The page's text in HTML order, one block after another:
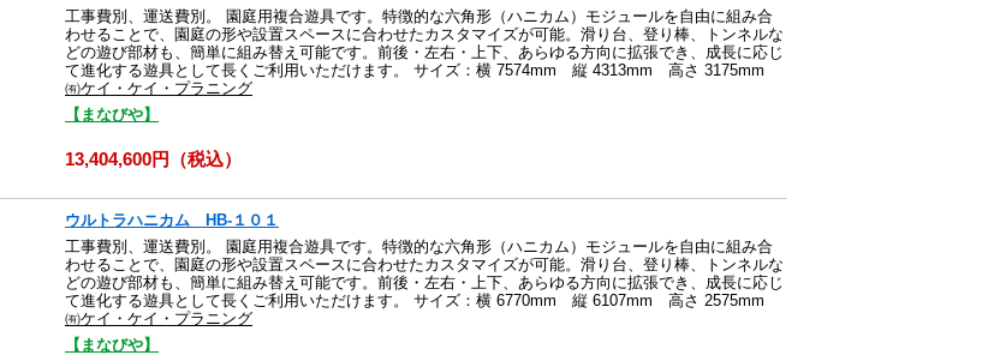
工事費別、運送費別。 園庭用複合遊具です。特徴的な六角形（ハニカム）モジュールを自由に組み合
わせることで、園庭の形や設置スペースに合わせたカスタマイズが可能。滑り台、登り棒、トンネルな
どの遊び部材も、簡単に組み替え可能です。前後・左右・上下、あらゆる方向に拡張でき、成長に応じ
て進化する遊具として長くご利用いただけます。 サイズ：横 7574mm 縦 4313mm 高さ 3175mm
㈲ケイ・ケイ・プラニング
【まなびや】
13,404,600円（税込）
ウルトラハニカム HB-１０１
工事費別、運送費別。 園庭用複合遊具です。特徴的な六角形（ハニカム）モジュールを自由に組み合
わせることで、園庭の形や設置スペースに合わせたカスタマイズが可能。滑り台、登り棒、トンネルな
どの遊び部材も、簡単に組み替え可能です。前後・左右・上下、あらゆる方向に拡張でき、成長に応じ
て進化する遊具として長くご利用いただけます。 サイズ：横 6770mm 縦 6107mm 高さ 2575mm
㈲ケイ・ケイ・プラニング
【まなびや】